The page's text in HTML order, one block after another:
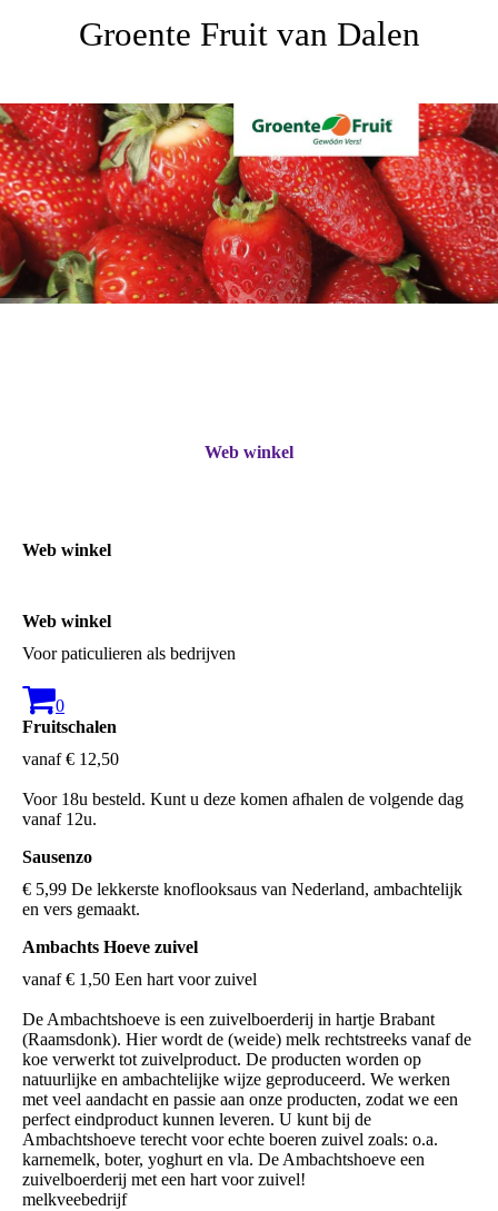
Groente Fruit van Dalen
Web winkel
Web winkel
Web winkel
Voor paticulieren als bedrijven
0
Fruitschalen
vanaf € 12,50
Voor 18u besteld. Kunt u deze komen afhalen de volgende dag
vanaf 12u.
Sausenzo
€ 5,99 De lekkerste knoflooksaus van Nederland, ambachtelijk
en vers gemaakt.
Ambachts Hoeve zuivel
vanaf € 1,50 Een hart voor zuivel
De Ambachtshoeve is een zuivelboerderij in hartje Brabant
(Raamsdonk). Hier wordt de (weide) melk rechtstreeks vanaf de
koe verwerkt tot zuivelproduct. De producten worden op
natuurlijke en ambachtelijke wijze geproduceerd. We werken
met veel aandacht en passie aan onze producten, zodat we een
perfect eindproduct kunnen leveren. U kunt bij de
Ambachtshoeve terecht voor echte boeren zuivel zoals: o.a.
karnemelk, boter, yoghurt en vla. De Ambachtshoeve een
zuivelboerderij met een hart voor zuivel!
melkveebedrijf